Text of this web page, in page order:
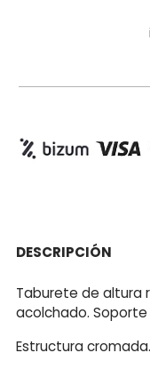
DESCRIPCIÓN
Taburete de altura
acolchado. Soporte
Estructura cromada.